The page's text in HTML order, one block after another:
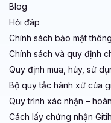
Blog
Hỏi đáp
Chính sách bảo mật
Chính sách và quy định
Quy định mua, hủy, sử
Bộ quy tắc hành xử của
Quy trình xác nhận –
Cách lấy chứng nhận